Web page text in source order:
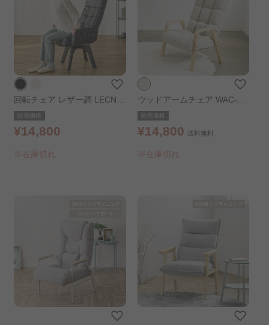
回転チェア レザー調 LECN-K
H ブラック
販売価格
¥14,800
※在庫切れ
ウッドアームチェア WAC-M
ベージュコーデュロイ／ベー
ジュ
販売価格
¥14,800 送料無料
※在庫切れ